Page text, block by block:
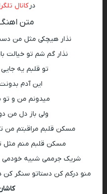
در کانال
متن
نذار هیچکی مثل من
نذار گم شم تو خیالت
تو قلبم یه
این آدم
میدونم من و
ولی باز دل من
مسکن قلبم مراقبتم من
مسکن قلبم منم مثل
شریک جرممی شبیه خودمی
منو درکم کن دستاتو سنگر